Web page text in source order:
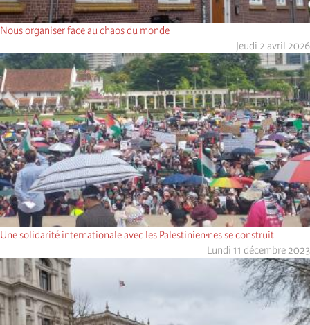
Nous organiser face au chaos du monde
Jeudi 2 avril 2026
Une solidarité internationale avec les Palestinien·nes se construit
Lundi 11 décembre 2023